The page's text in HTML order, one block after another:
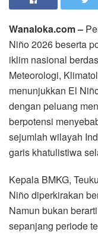
Wanaloka.com –
Niño 2026 beserta
iklim nasional
Meteorologi,
menunjukkan El
dengan peluang
berpotensi
sejumlah wilayah
garis khatulistiwa
Kepala BMKG,
Niño diperkirakan
Namun bukan
sepanjang periode